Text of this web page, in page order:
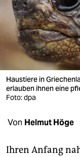
nord
wahrheit
verlag
verlag
shop
fragen & hilfe
Haustiere in
erlauben ihnen eine
Foto: dpa
Von Helmut Höge
Ihren Anfang